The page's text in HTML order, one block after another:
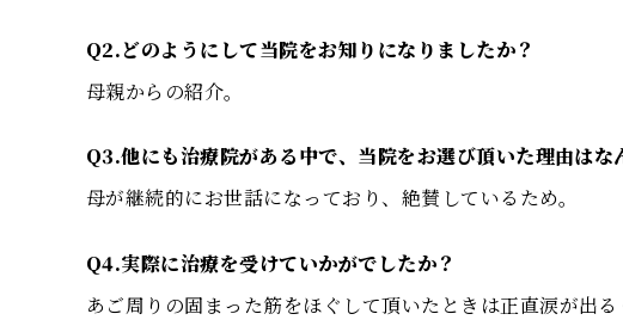
Q2.どのようにして当院をお知りになりましたか？
母親からの紹介。
Q3.他にも治療院がある中で、当院をお選び頂いた理由はな
母が継続的にお世話になっており、絶賛しているため。
Q4.実際に治療を受けていかがでしたか？
あご周りの固まった筋をほぐして頂いたときは正直涙が出